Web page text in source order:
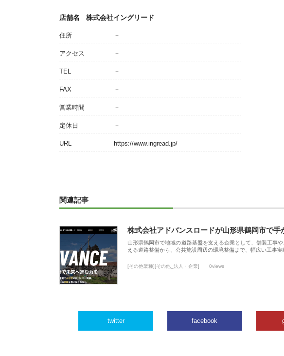
店舗名 株式会社イングリード
住所 －
アクセス －
TEL －
FAX －
営業時間 －
定休日 －
URL https://www.ingread.jp/
関連記事
株式会社アドバンスロードが山形県鶴岡市で
山形県鶴岡市で地域の道路基盤を支える企業として、舗装工事
える道路整備から、公共施設周辺の環境整備まで、幅広い工事
[その他業種][その他_法人・企業] 0views
twitter facebook